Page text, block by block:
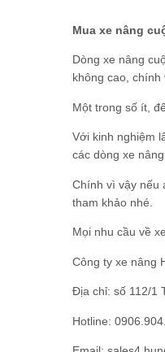
Mua xe nâng
Dòng xe nâng
không cao, chính
Một trong số ít,
Với kinh nghiệm
các dòng xe
Chính vì vậy nếu
tham khảo nhé.
Mọi nhu cầu về
Công ty xe nâng
Địa chỉ: số 112/1
Hotline: